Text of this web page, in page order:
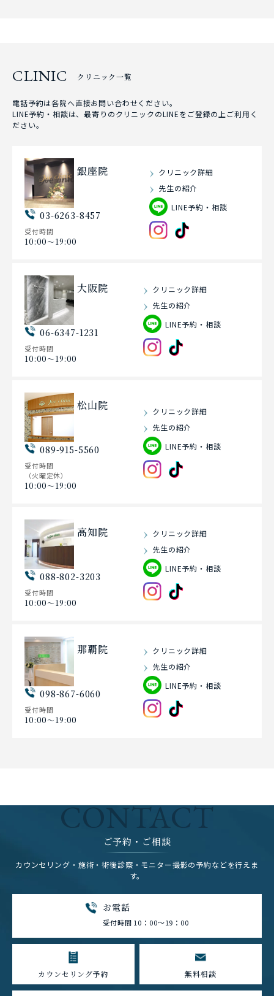
CLINIC クリニック一覧
電話予約は各院へ直接お問い合わせください。
LINE予約・相談は、最寄りのクリニックのLINEをご登録の上ご利用く
ださい。
銀座院
03-6263-8457
受付時間
10:00〜19:00
クリニック詳細
先生の紹介
LINE予約・相談
大阪院
06-6347-1231
受付時間
10:00〜19:00
クリニック詳細
先生の紹介
LINE予約・相談
松山院
089-915-5560
受付時間
（火曜定休）
10:00〜19:00
クリニック詳細
先生の紹介
LINE予約・相談
高知院
088-802-3203
受付時間
10:00〜19:00
クリニック詳細
先生の紹介
LINE予約・相談
那覇院
098-867-6060
受付時間
10:00〜19:00
クリニック詳細
先生の紹介
LINE予約・相談
CONTACT
ご予約・ご相談
カウンセリング・施術・術後診察・モニター撮影の予約などを行えま
す。
お電話
受付時間 10：00～19：00
カウンセリング予約 無料相談